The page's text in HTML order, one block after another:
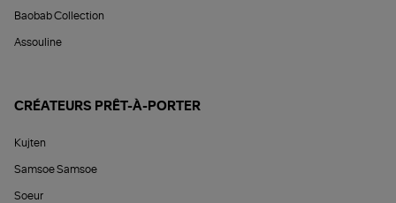
Baobab Collection
Assouline
CRÉATEURS PRÊT-À-PORTER
Kujten
Samsoe Samsoe
Soeur